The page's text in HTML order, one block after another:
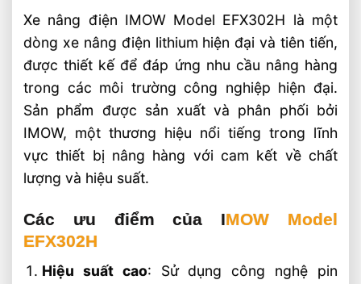
Xe nâng điện IMOW Model EFX302H là một
dòng xe nâng điện lithium hiện đại và tiên tiến,
được thiết kế để đáp ứng nhu cầu nâng hàng
trong các môi trường công nghiệp hiện đại.
Sản phẩm được sản xuất và phân phối bởi
IMOW, một thương hiệu nổi tiếng trong lĩnh
vực thiết bị nâng hàng với cam kết về chất
lượng và hiệu suất.
Các ưu điểm của IMOW Model
EFX302H
Hiệu suất cao: Sử dụng công nghệ pin